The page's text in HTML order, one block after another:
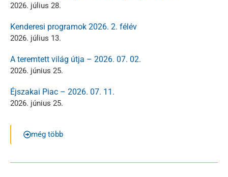
2026. július 28.
Kenderesi programok 2026. 2. félév
2026. július 13.
A teremtett világ útja – 2026. 07. 02.
2026. június 25.
Éjszakai Piac – 2026. 07. 11.
2026. június 25.
még több